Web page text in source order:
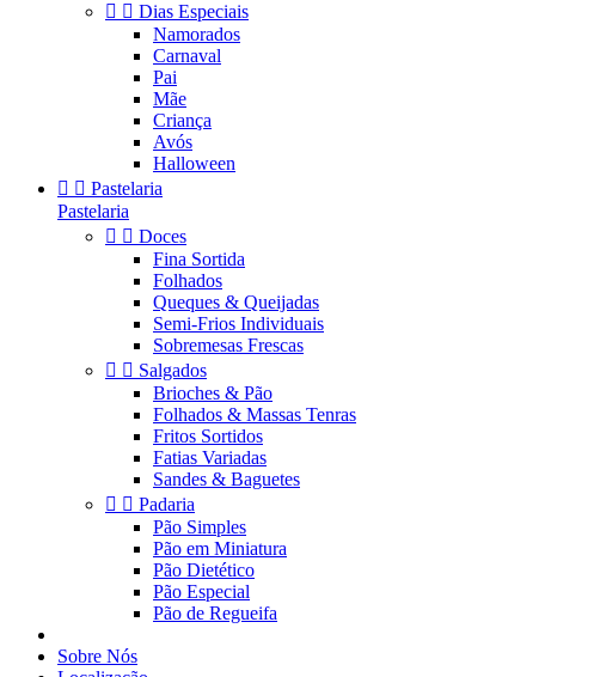
  Dias Especiais
Namorados
Carnaval
Pai
Mãe
Criança
Avós
Halloween
  Pastelaria
Pastelaria
  Doces
Fina Sortida
Folhados
Queques & Queijadas
Semi-Frios Individuais
Sobremesas Frescas
  Salgados
Brioches & Pão
Folhados & Massas Tenras
Fritos Sortidos
Fatias Variadas
Sandes & Baguetes
  Padaria
Pão Simples
Pão em Miniatura
Pão Dietético
Pão Especial
Pão de Regueifa
Sobre Nós